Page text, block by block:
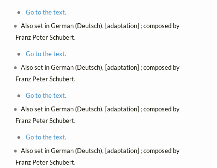
Go to the text.
Also set in German (Deutsch), [adaptation] ; composed by
Franz Peter Schubert.
Go to the text.
Also set in German (Deutsch), [adaptation] ; composed by
Franz Peter Schubert.
Go to the text.
Also set in German (Deutsch), [adaptation] ; composed by
Franz Peter Schubert.
Go to the text.
Also set in German (Deutsch), [adaptation] ; composed by
Franz Peter Schubert.